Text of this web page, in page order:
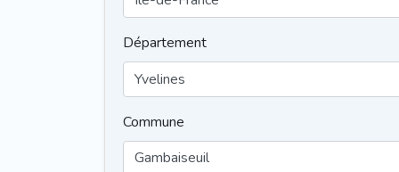
Département
Commune